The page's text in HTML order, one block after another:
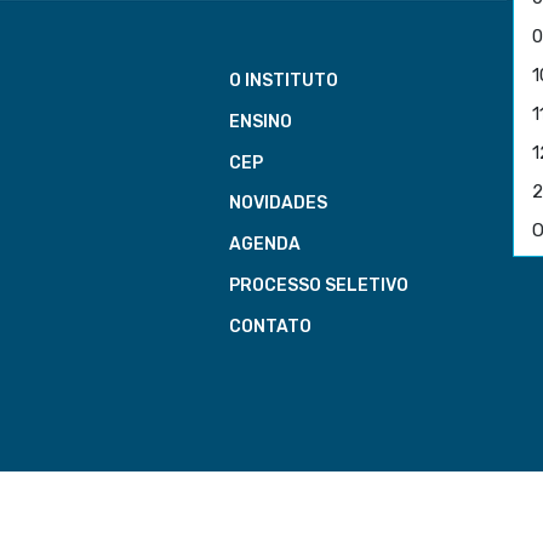
O INSTITUTO
ENSINO
CEP
NOVIDADES
AGENDA
PROCESSO SELETIVO
CONTATO